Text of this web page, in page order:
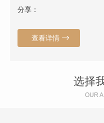
分享：
查看详情
选择
OUR